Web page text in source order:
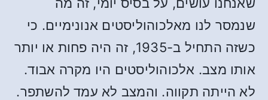
שנמסר לנו מאלכוהוליסטים אנונימיים. כי
כשזה התחיל ב-1935, זה היה פחות או יותר
אותו מצב. אלכוהוליסטים היו מקרה אבוד.
לא הייתה תקווה. והמצב לא עמד להשתפר.